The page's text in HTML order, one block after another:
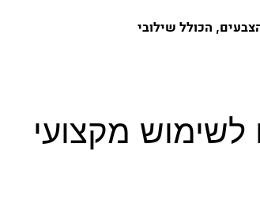
הכולל שילובי
לשימוש מקצועי